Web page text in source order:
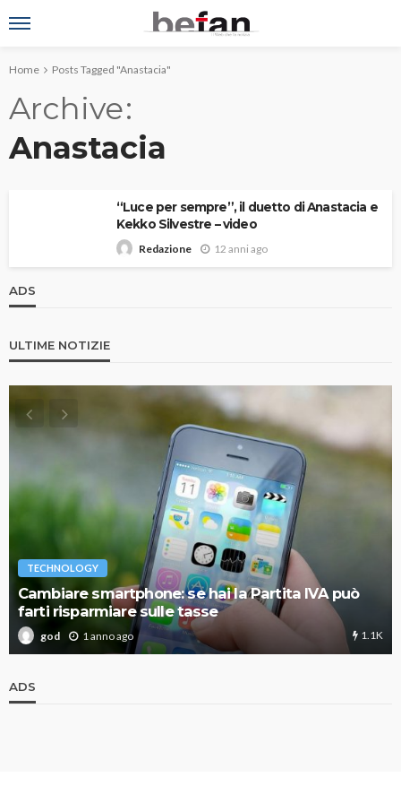
Home Posts Tagged "Anastacia"
Archive
Anastacia
“Luce per sempre”, il duetto di Anastacia e
Kekko Silvestre – video
Redazione 12 anni ago
ADS
ULTIME NOTIZIE
TECHNOLOGY
Cambiare smartphone: se hai la Partita IVA può
farti risparmiare sulle tasse
god 1 anno ago 1.1K
ADS